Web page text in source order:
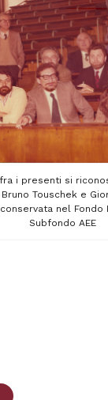
i presenti si
Touschek e
nel Fondo
Subfondo AEE